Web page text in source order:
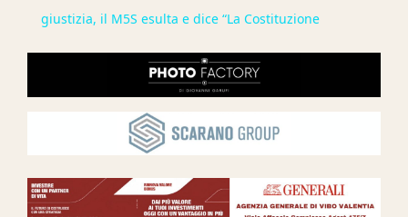
giustizia, il M5S esulta e dice “La Costituzione